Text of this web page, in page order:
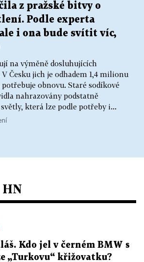
z pražské bitvy o
Podle experta
i ona bude svítit víc,
na výměně dosluhujících
Česku jich je odhadem 1,4 milionu
obnovu. Staré sodíkové
nahrazovány podstatně
která lze podle potřeby i...
Kdo jel v černém BMW s
„Turkovu“ křižovatku?